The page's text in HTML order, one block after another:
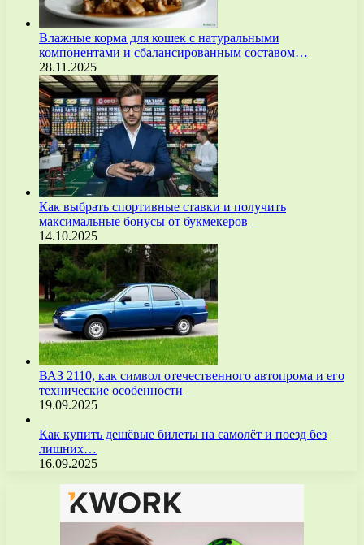
Влажные корма для кошек с натуральными
компонентами и сбалансированным составом…
28.11.2025
Как выбрать спортивные ставки и получить
максимальные бонусы от букмекеров
14.10.2025
ВАЗ 2110, как символ отечественного автопрома и его
технические особенности
19.09.2025
Как купить дешёвые билеты на самолёт и поезд без
лишних…
16.09.2025